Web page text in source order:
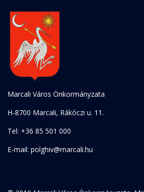
Marcali Város Önkormányzata
H-8700 Marcali, Rákóczi u. 11.
Tel: +36 85 501 000
E-mail: polghiv@marcali.hu